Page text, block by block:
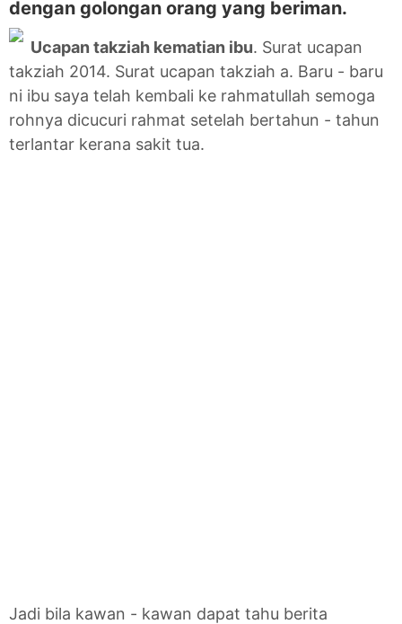
dengan golongan orang yang beriman.
Ucapan takziah kematian ibu. Surat ucapan
takziah 2014. Surat ucapan takziah a. Baru - baru
ni ibu saya telah kembali ke rahmatullah semoga
rohnya dicucuri rahmat setelah bertahun - tahun
terlantar kerana sakit tua.
Jadi bila kawan - kawan dapat tahu berita